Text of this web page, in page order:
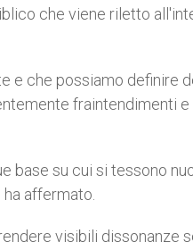
che viene riletto
e che possiamo definire
fraintendimenti
base su cui si tessono
affermato.
visibili dissonanze